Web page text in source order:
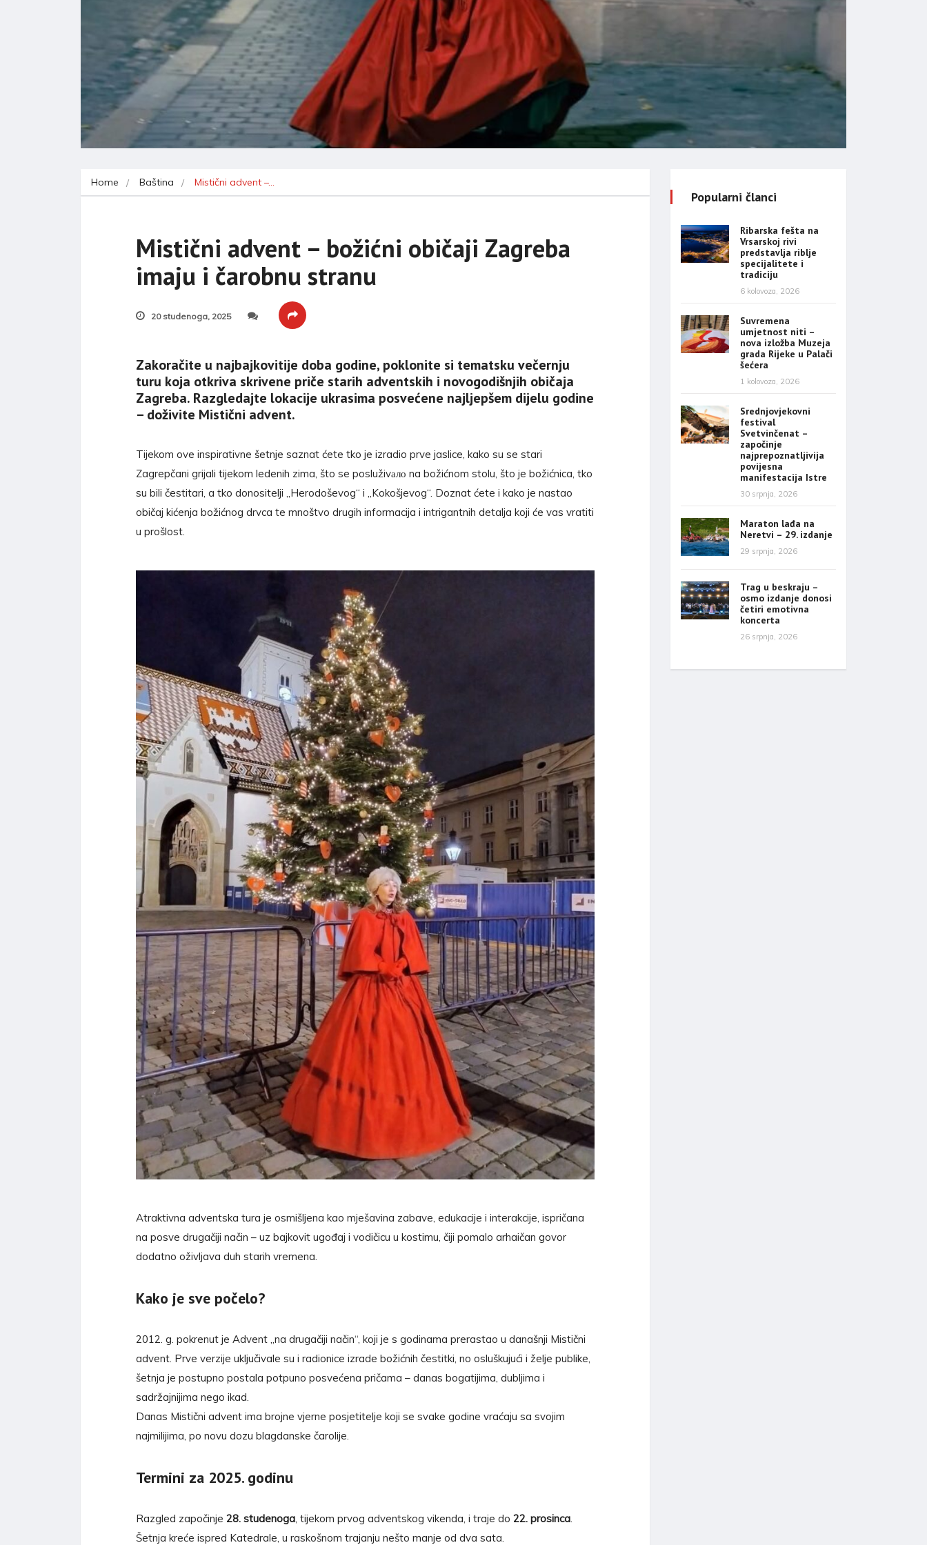
Home Baština Mistični advent –…
Mistični advent – božićni običaji Zagreba
imaju i čarobnu stranu
20 studenoga, 2025
Zakoračite u najbajkovitije doba godine, poklonite si tematsku večernju
turu koja otkriva skrivene priče starih adventskih i novogodišnjih običaja
Zagreba. Razgledajte lokacije ukrasima posvećene najljepšem dijelu godine
– doživite Mistični advent.
Tijekom ove inspirativne šetnje saznat ćete tko je izradio prve jaslice, kako su se stari
Zagrepčani grijali tijekom ledenih zima, što se posluživало na božićnom stolu, što je božićnica, tko
su bili čestitari, a tko donositelji „Herodoševog“ i „Kokošjevog“. Doznat ćete i kako je nastao
običaj kićenja božićnog drvca te mnoštvo drugih informacija i intrigantnih detalja koji će vas vratiti
u prošlost.
Atraktivna adventska tura je osmišljena kao mješavina zabave, edukacije i interakcije, ispričana
na posve drugačiji način – uz bajkovit ugođaj i vodičicu u kostimu, čiji pomalo arhaičan govor
dodatno oživljava duh starih vremena.
Kako je sve počelo?
2012. g. pokrenut je Advent „na drugačiji način“, koji je s godinama prerastao u današnji Mistični
advent. Prve verzije uključivale su i radionice izrade božićnih čestitki, no osluškujući i želje publike,
šetnja je postupno postala potpuno posvećena pričama – danas bogatijima, dubljima i
sadržajnijima nego ikad.
Danas Mistični advent ima brojne vjerne posjetitelje koji se svake godine vraćaju sa svojim
najmilijima, po novu dozu blagdanske čarolije.
Termini za 2025. godinu
Razgled započinje 28. studenoga, tijekom prvog adventskog vikenda, i traje do 22. prosinca.
Šetnja kreće ispred Katedrale, u raskošnom trajanju nešto manje od dva sata.
Popularni članci
Ribarska fešta na
Vrsarskoj rivi
predstavlja riblje
specijalitete i
tradiciju
6 kolovoza, 2026
Suvremena
umjetnost niti –
nova izložba Muzeja
grada Rijeke u Palači
šećera
1 kolovoza, 2026
Srednjovjekovni
festival
Svetvinčenat –
započinje
najprepoznatljivija
povijesna
manifestacija Istre
30 srpnja, 2026
Maraton lađa na
Neretvi – 29. izdanje
29 srpnja, 2026
Trag u beskraju –
osmo izdanje donosi
četiri emotivna
koncerta
26 srpnja, 2026